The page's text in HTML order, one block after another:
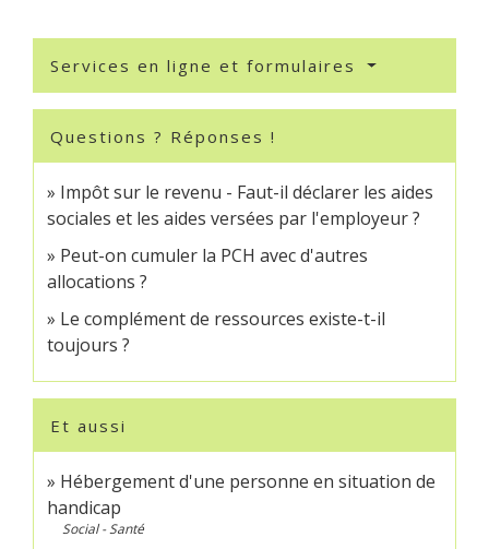
Services en ligne et formulaires
Questions ? Réponses !
Impôt sur le revenu - Faut-il déclarer les aides
sociales et les aides versées par l'employeur ?
Peut-on cumuler la PCH avec d'autres
allocations ?
Le complément de ressources existe-t-il
toujours ?
Et aussi
Hébergement d'une personne en situation de
handicap
Social - Santé